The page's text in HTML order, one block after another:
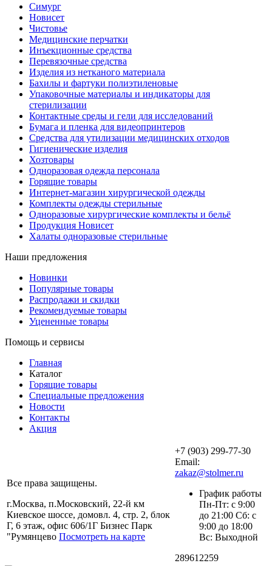
Симург
Новисет
Чистовье
Медицинские перчатки
Инъекционные средства
Перевязочные средства
Изделия из нетканого материала
Бахилы и фартуки полиэтиленовые
Упаковочные материалы и индикаторы для
стерилизации
Контактные среды и гели для исследований
Бумага и пленка для видеопринтеров
Средства для утилизации медицинских отходов
Гигиенические изделия
Хозтовары
Одноразовая одежда персонала
Горящие товары
Интернет-магазин хирургической одежды
Комплекты одежды стерильные
Одноразовые хирургические комплекты и бельё
Продукция Новисет
Халаты одноразовые стерильные
Наши предложения
Новинки
Популярные товары
Распродажи и скидки
Рекомендуемые товары
Уцененные товары
Помощь и сервисы
Главная
Каталог
Горящие товары
Специальные предложения
Новости
Контакты
Акция
Все права защищены.
г.Москва, п.Московский, 22-й км
Киевское шоссе, домовл. 4, стр. 2, блок
Г, 6 этаж, офис 606/1Г Бизнес Парк
"Румянцево Посмотреть на карте
+7 (903) 299-77-30
Email:
zakaz@stolmer.ru
График работы
Пн-Пт: с 9:00
до 21:00 Сб: с
9:00 до 18:00
Вс: Выходной
289612259